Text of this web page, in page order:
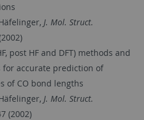
J. Mol. Struct.
post HF and DFT) methods and
for accurate prediction of
of CO bond lengths
J. Mol. Struct.
(2002)